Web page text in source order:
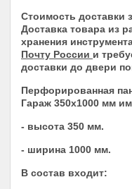
Стоимость доставки
Доставка товара из
хранения
Почту России и
доставки до двери
Перфорированная
Гараж 350х1000 мм
- высота 350 мм.
- ширина 1000 мм.
В состав входит: